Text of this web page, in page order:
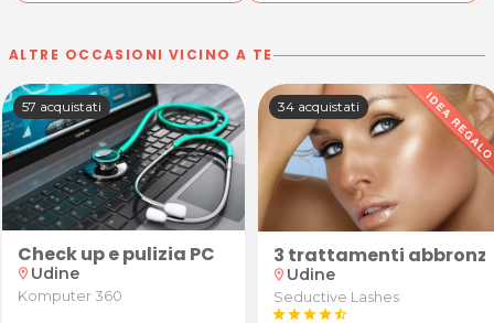
ALTRE OCCASIONI VICINO A TE
57 acquistati
Check up e pulizia PC
location_on Udine
Komputer 360
34 acquistati
3 trattamenti
location_on Udine
Seductive Lashes
starstarstarstarstar_half